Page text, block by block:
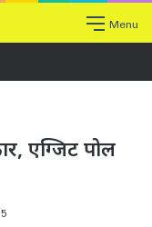
Menu
एग्जिट पोल